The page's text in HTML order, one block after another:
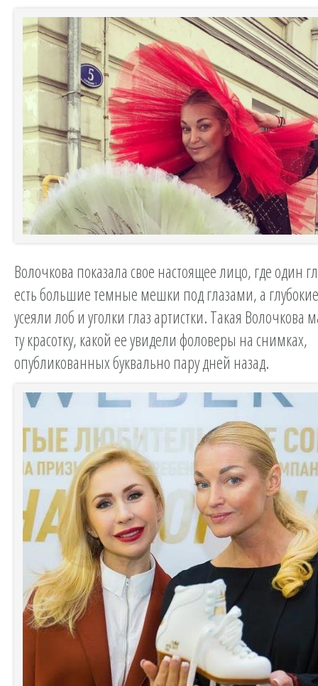
Волочкова показала свое настоящее лицо, где один
есть большие темные мешки под глазами, а
усеяли лоб и уголки глаз артистки. Такая Волочкова
ту красотку, какой ее увидели фоловеры на снимках,
опубликованных буквально пару дней назад.